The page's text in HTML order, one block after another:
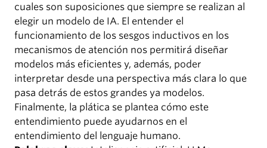
cuales son suposiciones que siempre se realizan al
elegir un modelo de IA. El entender el
funcionamiento de los sesgos inductivos en los
mecanismos de atención nos permitirá diseñar
modelos más eficientes y, además, poder
interpretar desde una perspectiva más clara lo que
pasa detrás de estos grandes ya modelos.
Finalmente, la plática se plantea cómo este
entendimiento puede ayudarnos en el
entendimiento del lenguaje humano.